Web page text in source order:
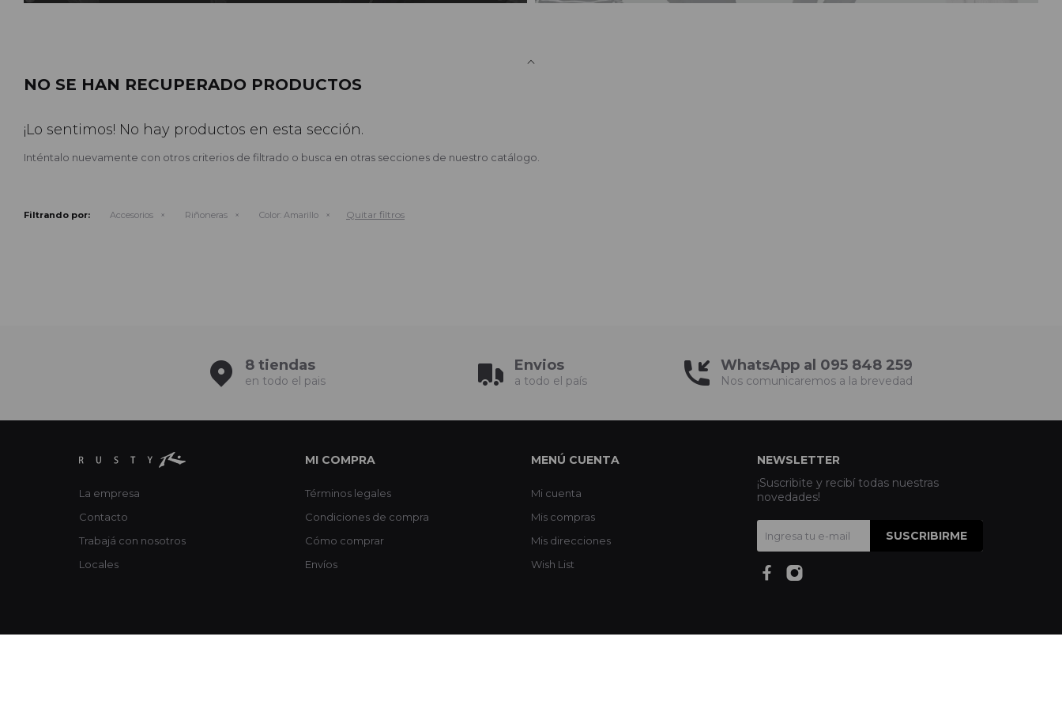
NO SE HAN RECUPERADO PRODUCTOS
¡Lo sentimos! No hay productos en esta sección.
Inténtalo nuevamente con otros criterios de filtrado o busca en otras secciones de nuestro catálogo.
Filtrando por: Accesorios Riñoneras Color: Amarillo Quitar filtros
8 tiendas
en todo el pais
Envios
a todo el país
WhatsApp al 095 848 259
Nos comunicaremos a la brevedad
La empresa
Contacto
Trabajá con nosotros
Locales
MI COMPRA
Términos legales
Condiciones de compra
Cómo comprar
Envíos
MENÚ CUENTA
Mi cuenta
Mis compras
Mis direcciones
Wish List
NEWSLETTER
¡Suscribite y recibí todas nuestras
novedades!
SUSCRIBIRME